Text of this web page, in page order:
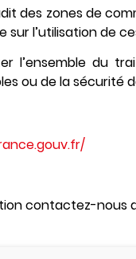
des zones de
sur l’utilisation de
l’ensemble du
ou de la sécurité
contactez-nous